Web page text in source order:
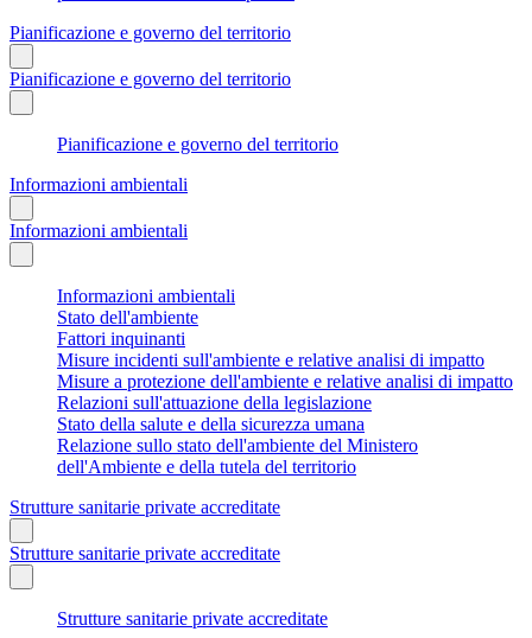
Pianificazione e governo del territorio
Pianificazione e governo del territorio
Pianificazione e governo del territorio
Informazioni ambientali
Informazioni ambientali
Informazioni ambientali
Stato dell'ambiente
Fattori inquinanti
Misure incidenti sull'ambiente e relative analisi di impatto
Misure a protezione dell'ambiente e relative analisi di impatto
Relazioni sull'attuazione della legislazione
Stato della salute e della sicurezza umana
Relazione sullo stato dell'ambiente del Ministero
dell'Ambiente e della tutela del territorio
Strutture sanitarie private accreditate
Strutture sanitarie private accreditate
Strutture sanitarie private accreditate